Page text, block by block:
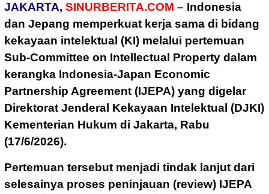
JAKARTA, SINURBERITA.COM – Indonesia
dan Jepang memperkuat kerja sama di bidang
kekayaan intelektual (KI) melalui pertemuan
Sub-Committee on Intellectual Property dalam
kerangka Indonesia-Japan Economic
Partnership Agreement (IJEPA) yang digelar
Direktorat Jenderal Kekayaan Intelektual (DJKI)
Kementerian Hukum di Jakarta, Rabu
(17/6/2026).
Pertemuan tersebut menjadi tindak lanjut dari
selesainya proses peninjauan (review) IJEPA